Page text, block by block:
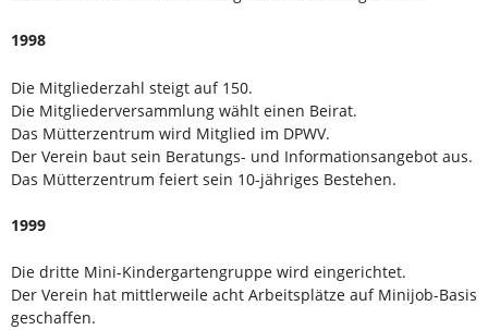
1998
Die Mitgliederzahl steigt auf 150.
Die Mitgliederversammlung wählt einen Beirat.
Das Mütterzentrum wird Mitglied im DPWV.
Der Verein baut sein Beratungs- und Informationsangebot aus.
Das Mütterzentrum feiert sein 10-jähriges Bestehen.
1999
Die dritte Mini-Kindergartengruppe wird eingerichtet.
Der Verein hat mittlerweile acht Arbeitsplätze auf Minijob-Basis
geschaffen.